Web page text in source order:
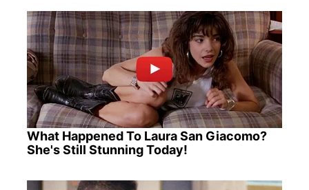
What Happened To Laura San Giacomo?
She's Still Stunning Today!